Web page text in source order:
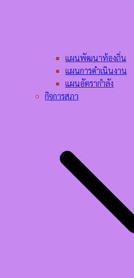
แผนพัฒนาท้องถิ่น
แผนการดำเนินงาน
แผนอัตรากำลัง
กิจการสภา